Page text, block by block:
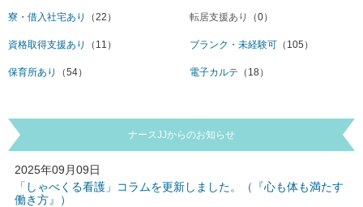
寮・借入社宅あり （22） 転居支援あり （0）
資格取得支援あり （11） ブランク・未経験可 （105）
保育所あり （54） 電子カルテ （18）
ナースJJからのお知らせ
2025年09月09日
「しゃべくる看護」コラムを更新しました。（『心も体も満たす
働き方』）